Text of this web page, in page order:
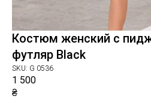
Костюм женский с
футляр Black
SKU: G 0536
1 500
₴